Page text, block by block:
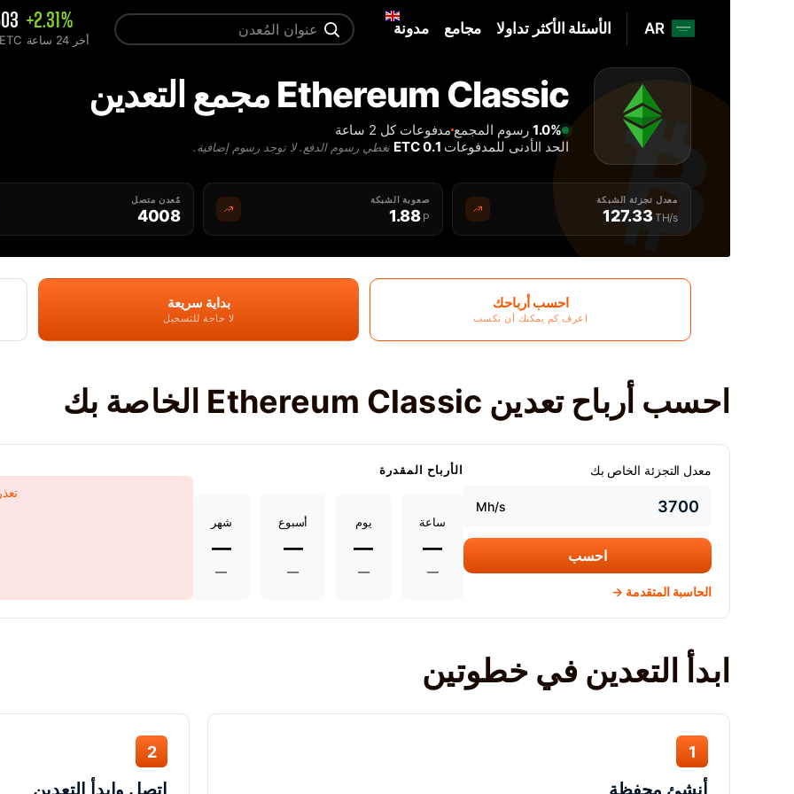
معدل ETC
+2.31%
أخر 24 ساعة
AR مدونة مجامع الأسئلة الأكثر تداولا
Ethereum Classic مجمع التعدين
1.0%رسوم المجمعمدفوعات كل 2 ساعة
الحد الأدنى للمدفوعات0.1 ETC نغطي رسوم الدفع. لا توجد رسوم إضافية.
معدل تجزئة الشبكة
127.33TH/s
صعوبة الشبكة
1.88 P
مٌعدن متصل
4008
احسب أرباحك
اعرف كم يمكنك أن تكسب
بداية سريعة
لا حاجة للتسجيل
احسب أرباح تعدين Ethereum Classic الخاصة بك
معدل التجزئة الخاص بك
Mh/s
احسب
الحاسبة المتقدمة →
الأرباح المقدرة
ساعة
—
—
يوم
—
—
أسبوع
—
—
شهر
—
—
ابدأ التعدين في خطوتين
1
أنشئ محفظة
2
اتصل وابدأ التعدين